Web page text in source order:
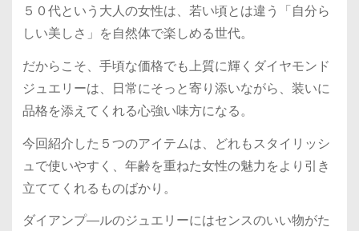
５０代という大人の女性は、若い頃とは違う「自分ら
しい美しさ」を自然体で楽しめる世代。
だからこそ、手頃な価格でも上質に輝くダイヤモンド
ジュエリーは、日常にそっと寄り添いながら、装いに
品格を添えてくれる心強い味方になる。
今回紹介した５つのアイテムは、どれもスタイリッシ
ュで使いやすく、年齢を重ねた女性の魅力をより引き
立ててくれるものばかり。
ダイアンプ―ルのジュエリーにはセンスのいい物がた